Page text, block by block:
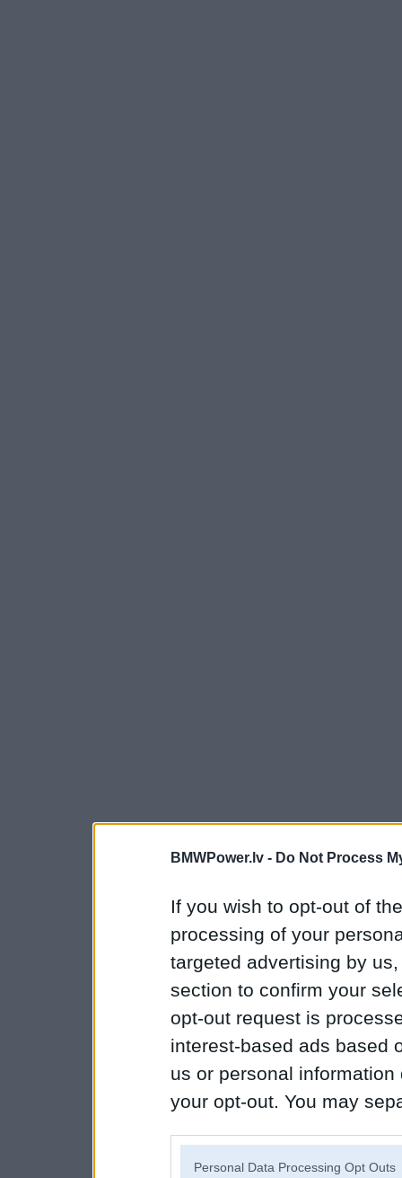
BMWPower.lv - Do Not Process
If you wish to opt-out of
processing of your
targeted advertising by
section to confirm your
opt-out request is
interest-based ads based
us or personal
your opt-out. You may
Personal Data Processing Opt Outs